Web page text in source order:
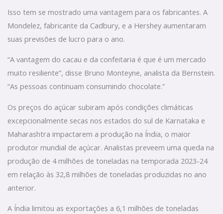
Isso tem se mostrado uma vantagem para os fabricantes. A
Mondelez, fabricante da Cadbury, e a Hershey aumentaram
suas previsões de lucro para o ano.
“A vantagem do cacau e da confeitaria é que é um mercado
muito resiliente”, disse Bruno Monteyne, analista da Bernstein.
“As pessoas continuam consumindo chocolate.”
Os preços do açúcar subiram após condições climáticas
excepcionalmente secas nos estados do sul de Karnataka e
Maharashtra impactarem a produção na Índia, o maior
produtor mundial de açúcar. Analistas preveem uma queda na
produção de 4 milhões de toneladas na temporada 2023-24
em relação às 32,8 milhões de toneladas produzidas no ano
anterior.
A Índia limitou as exportações a 6,1 milhões de toneladas